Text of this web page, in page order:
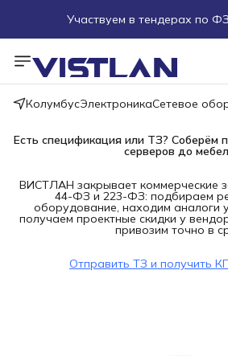
Пуско-наладочные
Более 100 000 позиций в
КолумбусЭлектроникаСетевое
Есть спецификация или ТЗ? Соберём
серверов до
ВИСТЛАН закрывает коммерческие
44-ФЗ и 223-ФЗ: подбираем
оборудование, находим аналоги
получаем проектные скидки у
привозим точно в
Отправить ТЗ и получить